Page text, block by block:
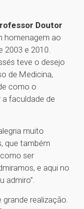
Doutor
homenagem ao
2003 e 2010.
teve o desejo
de Medicina,
como o
faculdade de
muito
que também
ser
e aqui no
admiro”.
grande realização.